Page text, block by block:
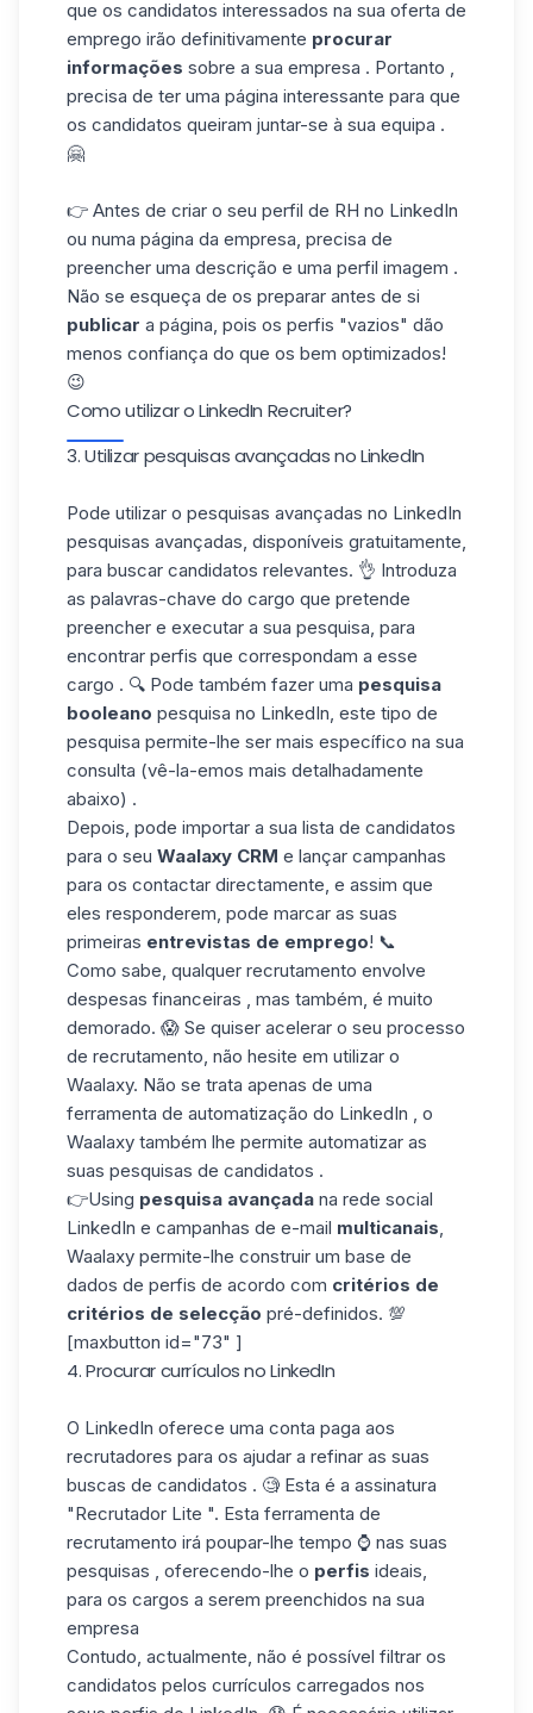
que os candidatos interessados na sua oferta de
emprego irão definitivamente procurar
informações sobre a sua empresa . Portanto ,
precisa de ter uma página interessante para que
os candidatos queiram juntar-se à sua equipa .
🤗
👉 Antes de criar o seu perfil de RH no LinkedIn
ou numa página da empresa, precisa de
preencher uma descrição e uma perfil imagem .
Não se esqueça de os preparar antes de si
publicar a página, pois os perfis "vazios" dão
menos confiança do que os bem optimizados!
😉
Como utilizar o LinkedIn Recruiter?
3. Utilizar pesquisas avançadas no LinkedIn
Pode utilizar o pesquisas avançadas no LinkedIn
pesquisas avançadas, disponíveis gratuitamente,
para buscar candidatos relevantes. 👌 Introduza
as palavras-chave do cargo que pretende
preencher e executar a sua pesquisa, para
encontrar perfis que correspondam a esse
cargo . 🔍 Pode também fazer uma pesquisa
booleano pesquisa no LinkedIn, este tipo de
pesquisa permite-lhe ser mais específico na sua
consulta (vê-la-emos mais detalhadamente
abaixo) .
Depois, pode importar a sua lista de candidatos
para o seu Waalaxy CRM e lançar campanhas
para os contactar directamente, e assim que
eles responderem, pode marcar as suas
primeiras entrevistas de emprego! 📞
Como sabe, qualquer recrutamento envolve
despesas financeiras , mas também, é muito
demorado. 😱 Se quiser acelerar o seu processo
de recrutamento, não hesite em utilizar o
Waalaxy. Não se trata apenas de uma
ferramenta de automatização do LinkedIn , o
Waalaxy também lhe permite automatizar as
suas pesquisas de candidatos .
👉Using pesquisa avançada na rede social
LinkedIn e campanhas de e-mail multicanais,
Waalaxy permite-lhe construir um base de
dados de perfis de acordo com critérios de
critérios de selecção pré-definidos. 💯
[maxbutton id="73" ]
4. Procurar currículos no LinkedIn
O LinkedIn oferece uma conta paga aos
recrutadores para os ajudar a refinar as suas
buscas de candidatos . 🧐 Esta é a assinatura
"Recrutador Lite ". Esta ferramenta de
recrutamento irá poupar-lhe tempo ⌚ nas suas
pesquisas , oferecendo-lhe o perfis ideais,
para os cargos a serem preenchidos na sua
empresa
Contudo, actualmente, não é possível filtrar os
candidatos pelos currículos carregados nos